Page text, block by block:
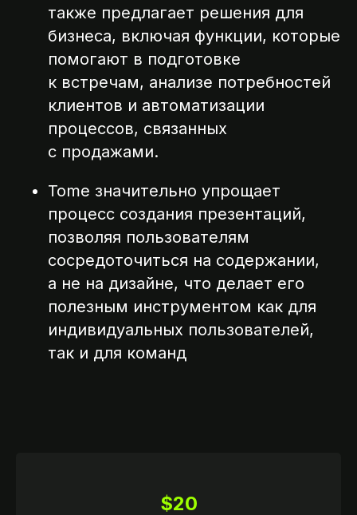
также предлагает решения для
бизнеса, включая функции, которые
помогают в подготовке
к встречам, анализе потребностей
клиентов и автоматизации
процессов, связанных
с продажами.
Tome значительно упрощает
процесс создания презентаций,
позволяя пользователям
сосредоточиться на содержании,
а не на дизайне, что делает его
полезным инструментом как для
индивидуальных пользователей,
так и для команд
$20